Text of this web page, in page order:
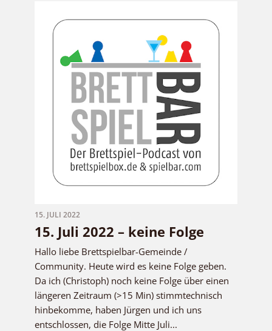
15. JULI 2022
15. Juli 2022 – keine Folge
Hallo liebe Brettspielbar-Gemeinde /
Community. Heute wird es keine Folge geben.
Da ich (Christoph) noch keine Folge über einen
längeren Zeitraum (>15 Min) stimmtechnisch
hinbekomme, haben Jürgen und ich uns
entschlossen, die Folge Mitte Juli...